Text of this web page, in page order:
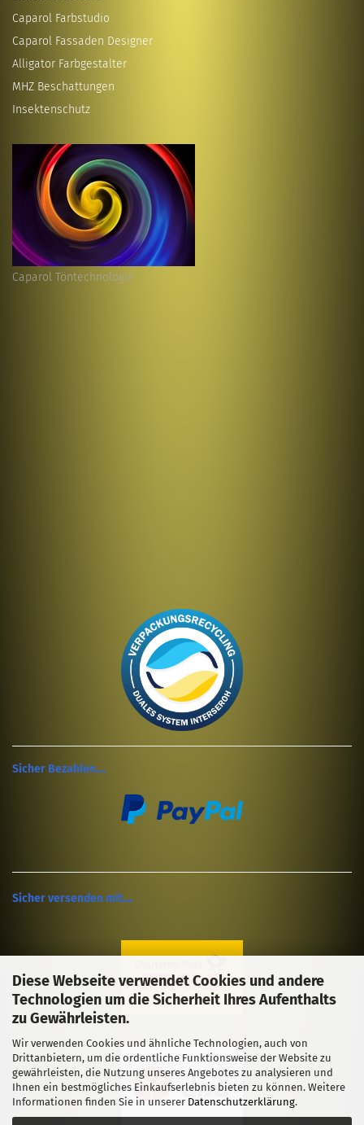
Diese Webseite verwendet Cookies und andere
Technologien um die Sicherheit Ihres Aufenthalts
zu Gewährleisten.
Wir verwenden Cookies und ähnliche Technologien, auch von
Drittanbietern, um die ordentliche Funktionsweise der Website zu
gewährleisten, die Nutzung unseres Angebotes zu analysieren und
Ihnen ein bestmögliches Einkaufserlebnis bieten zu können. Weitere
Informationen finden Sie in unserer Datenschutzerklärung.
Caparol Farbstudio
Caparol Fassaden Designer
Alligator Farbgestalter
MHZ Beschattungen
Insektenschutz
Caparol Töntechnologie
Sicher Bezahlen....
Sicher versenden mit....